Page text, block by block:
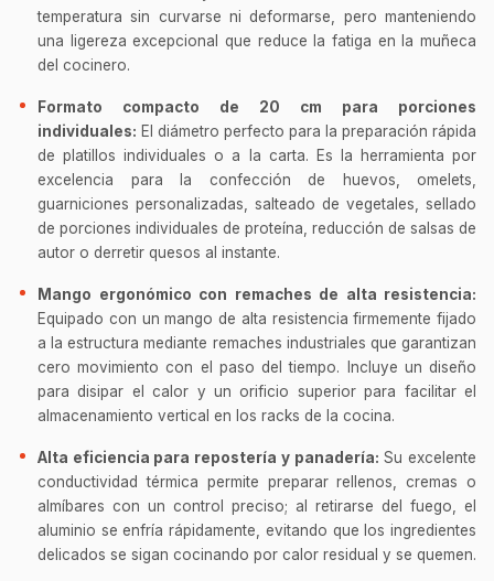
temperatura sin curvarse ni deformarse, pero manteniendo
una ligereza excepcional que reduce la fatiga en la muñeca
del cocinero.
Formato compacto de 20 cm para porciones
individuales: El diámetro perfecto para la preparación rápida
de platillos individuales o a la carta. Es la herramienta por
excelencia para la confección de huevos, omelets,
guarniciones personalizadas, salteado de vegetales, sellado
de porciones individuales de proteína, reducción de salsas de
autor o derretir quesos al instante.
Mango ergonómico con remaches de alta resistencia:
Equipado con un mango de alta resistencia firmemente fijado
a la estructura mediante remaches industriales que garantizan
cero movimiento con el paso del tiempo. Incluye un diseño
para disipar el calor y un orificio superior para facilitar el
almacenamiento vertical en los racks de la cocina.
Alta eficiencia para repostería y panadería: Su excelente
conductividad térmica permite preparar rellenos, cremas o
almíbares con un control preciso; al retirarse del fuego, el
aluminio se enfría rápidamente, evitando que los ingredientes
delicados se sigan cocinando por calor residual y se quemen.